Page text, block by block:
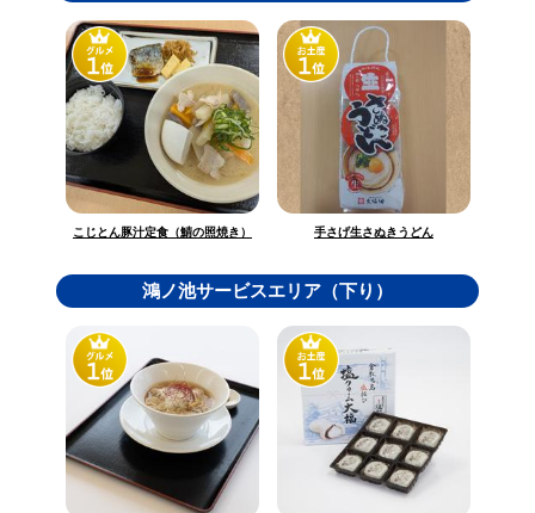
こじとん豚汁定食（鯖の照焼き） 手さげ生さぬきうどん
鴻ノ池サービスエリア（下り）